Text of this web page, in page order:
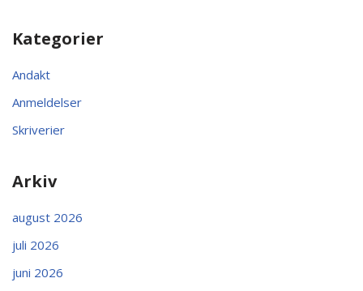
Kategorier
Andakt
Anmeldelser
Skriverier
Arkiv
august 2026
juli 2026
juni 2026